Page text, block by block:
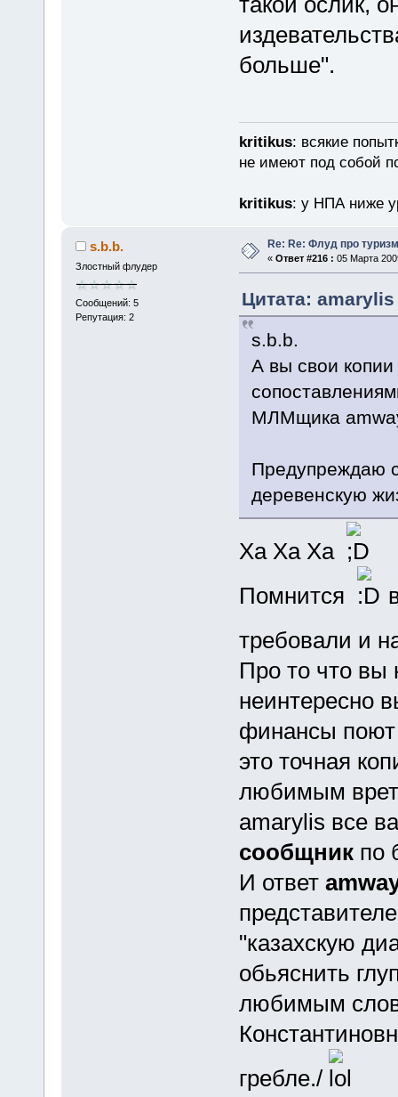
больше".
kritikus: всякие
не имеют под собой
kritikus: у НПА ниже
s.b.b.
Злостный флудер
Сообщений: 5
Репутация: 2
Re: Re: Флуд про туризм
« Ответ #216 : 05 Марта
Цитата:
s.b.b.
А вы свои
МЛМщика
Предупреждаю
деревенскую
Ха Ха Ха
Помнится
требовали и
Про то что вы
неинтересно
финансы
это точная
любимым
amarylis все
сообщникпо
И ответ
"казахскую
обьяснить
любимым
гребле./